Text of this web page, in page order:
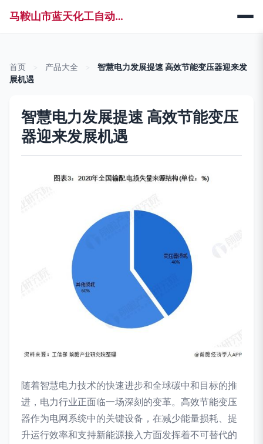
马鞍山市蓝天化工自动化科技有限公司
首页 产品大全
智慧电力发展提速 高效节能变压器迎来发
展机遇
智慧电力发展提速 高效节能变压
器迎来发展机遇
随着智慧电力技术的快速进步和全球碳中和目标的推
进，电力行业正面临一场深刻的变革。高效节能变压
器作为电网系统中的关键设备，在减少能量损耗、提
升运行效率和支持新能源接入方面发挥着不可替代的